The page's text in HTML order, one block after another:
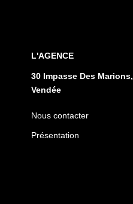
L'AGENCE
30 Impasse Des
Vendée
Nous contacter
Présentation